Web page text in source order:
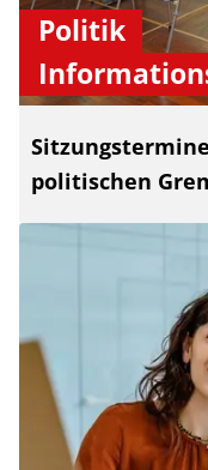
Politik
politischen